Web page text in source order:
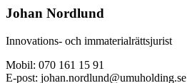
Johan Nordlund
Innovations- och immaterialrättsjurist
Mobil: 070 161 15 91
E-post: johan.nordlund@umuholding.se